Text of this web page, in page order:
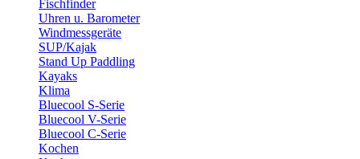
Fischfinder
Uhren u. Barometer
Windmessgeräte
SUP/Kajak
Stand Up Paddling
Kayaks
Klima
Bluecool S-Serie
Bluecool V-Serie
Bluecool C-Serie
Kochen